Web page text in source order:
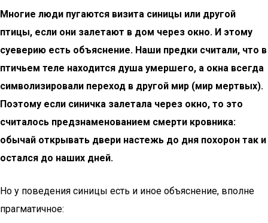
Многие люди пугаются визита синицы или другой
птицы, если они залетают в дом через окно. И этому
суеверию есть объяснение. Наши предки считали, что в
птичьем теле находится душа умершего, а окна всегда
символизировали переход в другой мир (мир мертвых).
Поэтому если синичка залетала через окно, то это
считалось предзнаменованием смерти кровника:
обычай открывать двери настежь до дня похорон так и
остался до наших дней.
Но у поведения синицы есть и иное объяснение, вполне
прагматичное: